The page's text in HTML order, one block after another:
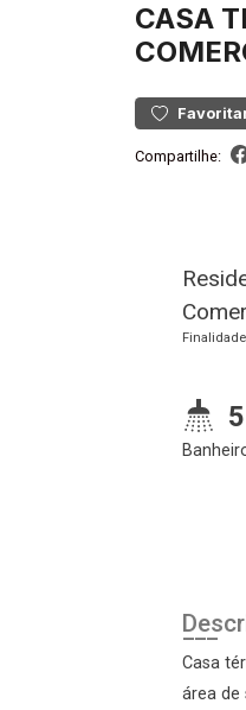
CASA
Compartilhe:
Finalidade
5
Casa
área de